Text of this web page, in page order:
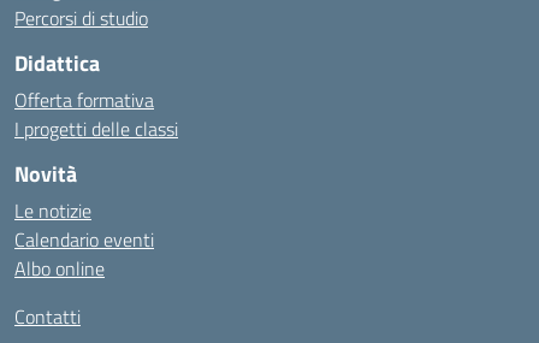
Percorsi di studio
Didattica
Offerta formativa
I progetti delle classi
Novità
Le notizie
Calendario eventi
Albo online
Contatti